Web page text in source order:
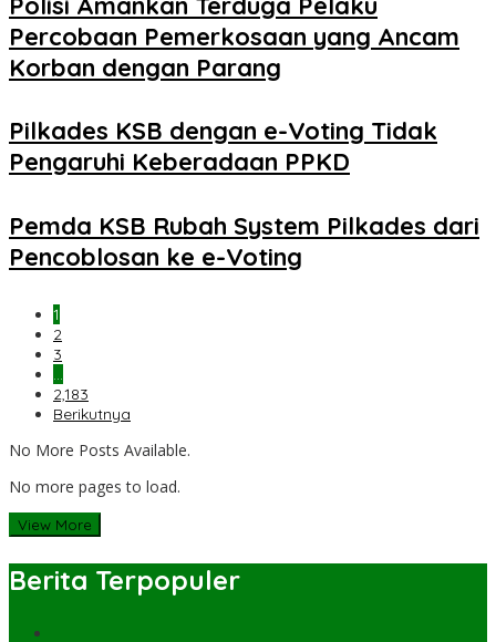
Percobaan Pemerkosaan yang Ancam
Korban dengan Parang
Pilkades KSB dengan e-Voting Tidak
Pengaruhi Keberadaan PPKD
Pemda KSB Rubah System Pilkades dari
Pencoblosan ke e-Voting
1
2
3
…
2,183
Berikutnya
No More Posts Available.
No more pages to load.
View More
Berita Terpopuler